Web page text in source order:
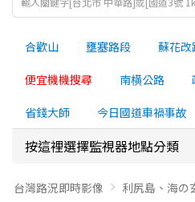
合歡山 壅塞路段 蘇花改
便宜機機搜尋 南横公路
省錢大師 今日國道車禍事故
按這裡選擇監視器地點分類
台灣路況即時影像 利尻島、海の